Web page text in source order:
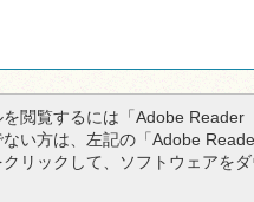
を閲覧するには「Adobe Reader
い方は、左記の「Adobe
リックして、ソフトウェアを